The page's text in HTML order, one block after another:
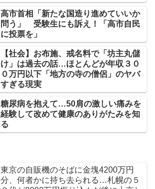
高市首相「新たな国造り進めていいか
問う」 受験生にも訴え！「高市自民
に投票を」
【社会】お布施、戒名料で「坊主丸儲
け」は過去の話…ほとんどが年収３０
０万円以下「地方の寺の僧侶」のヤバ
すぎる現実
糖尿病を抱えて…50肩の激しい痛みを
経験して改めて健康のありがたみを知
る
東京の自販機のそばに金塊4200万円
分、何者かに持ち去られる…札幌の５